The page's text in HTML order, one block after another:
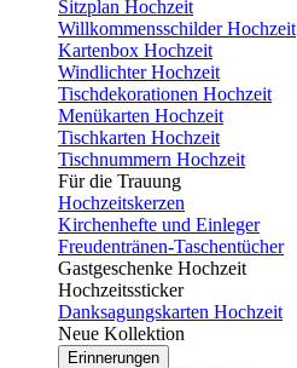
Sitzplan Hochzeit
Willkommensschilder Hochzeit
Kartenbox Hochzeit
Windlichter Hochzeit
Tischdekorationen Hochzeit
Menükarten Hochzeit
Tischkarten Hochzeit
Tischnummern Hochzeit
Für die Trauung
Hochzeitskerzen
Kirchenhefte und Einleger
Freudentränen-Taschentücher
Gastgeschenke Hochzeit
Hochzeitssticker
Danksagungskarten Hochzeit
Neue Kollektion
Erinnerungen